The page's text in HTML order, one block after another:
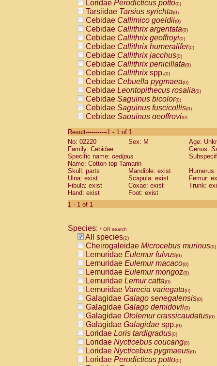
Loridae Perodicticus potto(0)
Tarsiidae Tarsius syrichta(0)
Cebidae Callimico goeldii(0)
Cebidae Callithrix argentata(0)
Cebidae Callithrix geoffroyi(0)
Cebidae Callithrix humeralifer(0)
Cebidae Callithrix jacchus(0)
Cebidae Callithrix penicillata(0)
Cebidae Callithrixspp.(0)
Cebidae Cebuella pygmaea(0)
Cebidae Leontopithecus rosalia(0)
Cebidae Saguinus bicolor(0)
Cebidae Saguinus fuscicollis(0)
Cebidae Saguinus geoffroyi(0)
CebidaeSaguinus labiatus(0)
Cebidae Saguinus leucopus (0)
Cebidae
CebidaeSaguinus mystax
Cebidae Saguinus nigricollis (0)
Cebidae Saguinus oedipus
Cebidae Saguinus weddelli
Cebidae Saguinusspp.
Cebidae
CebidaeCebus capucinus
CebidaeCebus nigrivittatus
CebidaeCebus spp.(0)
CebidaeSaimiri boliviensis(0)
CebidaeSaimiri sciureus(0)
AtelidaeAlouatta caraya(0)
AtelidaeAlouatta fusca(0)
AtelidaeAlouatta seniculus(0)
AtelidaeAlouattaspp.(0)
AtelidaeAteles belzebuth(0)
AtelidaeAteles geoffroyi(0)
AtelidaeAteles paniscus(0)
AtelidaeAtelesspp.(0)
AtelidaeLagothrix lagothricha(0)
AtelidaeLagothrix lagothricha cana
PitheciidaeCacajao calvus
Result-----------1 - 1 of 1
No: 02220
Sex: M
Age:
Family: Cebidae
Genus:
Specific name: oedipus
Name: Cotton-top Tamarin
Skull: parts
Mandible: exist
Ulna: exist
Scapula: exist
Femur:
Fibula: exist
Coxae: exist
Trunk:
Hand: exist
Foot: exist
1 - 1 of 1
Species: * OR search
All species(1)
Cheirogaleidae Microcebus murinus(0)
Lemuridae Eulemur fulvus(0)
Lemuridae Eulemur macaco(0)
Lemuridae Eulemur mongoz(0)
Lemuridae Lemur catta(0)
Lemuridae Varecia variegata(0)
Galagidae Galago senegalensis(0)
Galagidae Galago demidovii(0)
Galagidae Otolemur crassicaudatus(0)
Galagidae Galagidae spp.(0)
Loridae Loris tardigradus(0)
Loridae Nycticebus coucang(0)
Loridae Nycticebus pygmaeus(0)
Loridae Perodicticus potto(0)